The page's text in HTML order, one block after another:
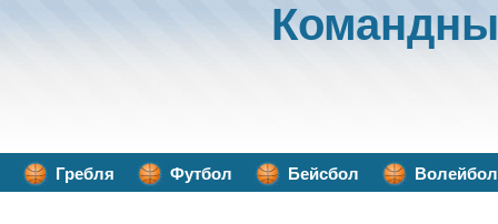
Гребля Футбол Бейсбол Волейбол